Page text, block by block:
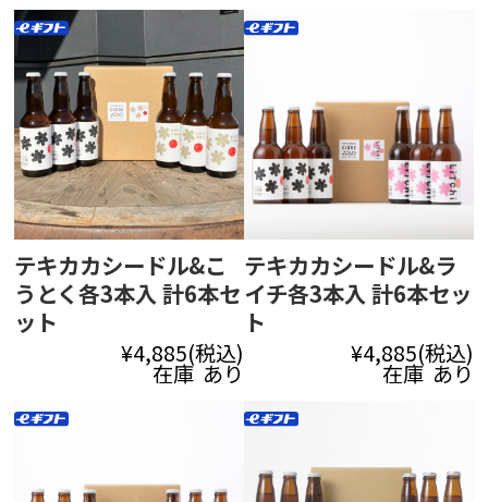
テキカカシードル&こ
うとく各3本入 計6本セ
ット
¥4,885(税込)
在庫 あり
テキカカシードル&ラ
イチ各3本入 計6本セッ
ト
¥4,885(税込)
在庫 あり